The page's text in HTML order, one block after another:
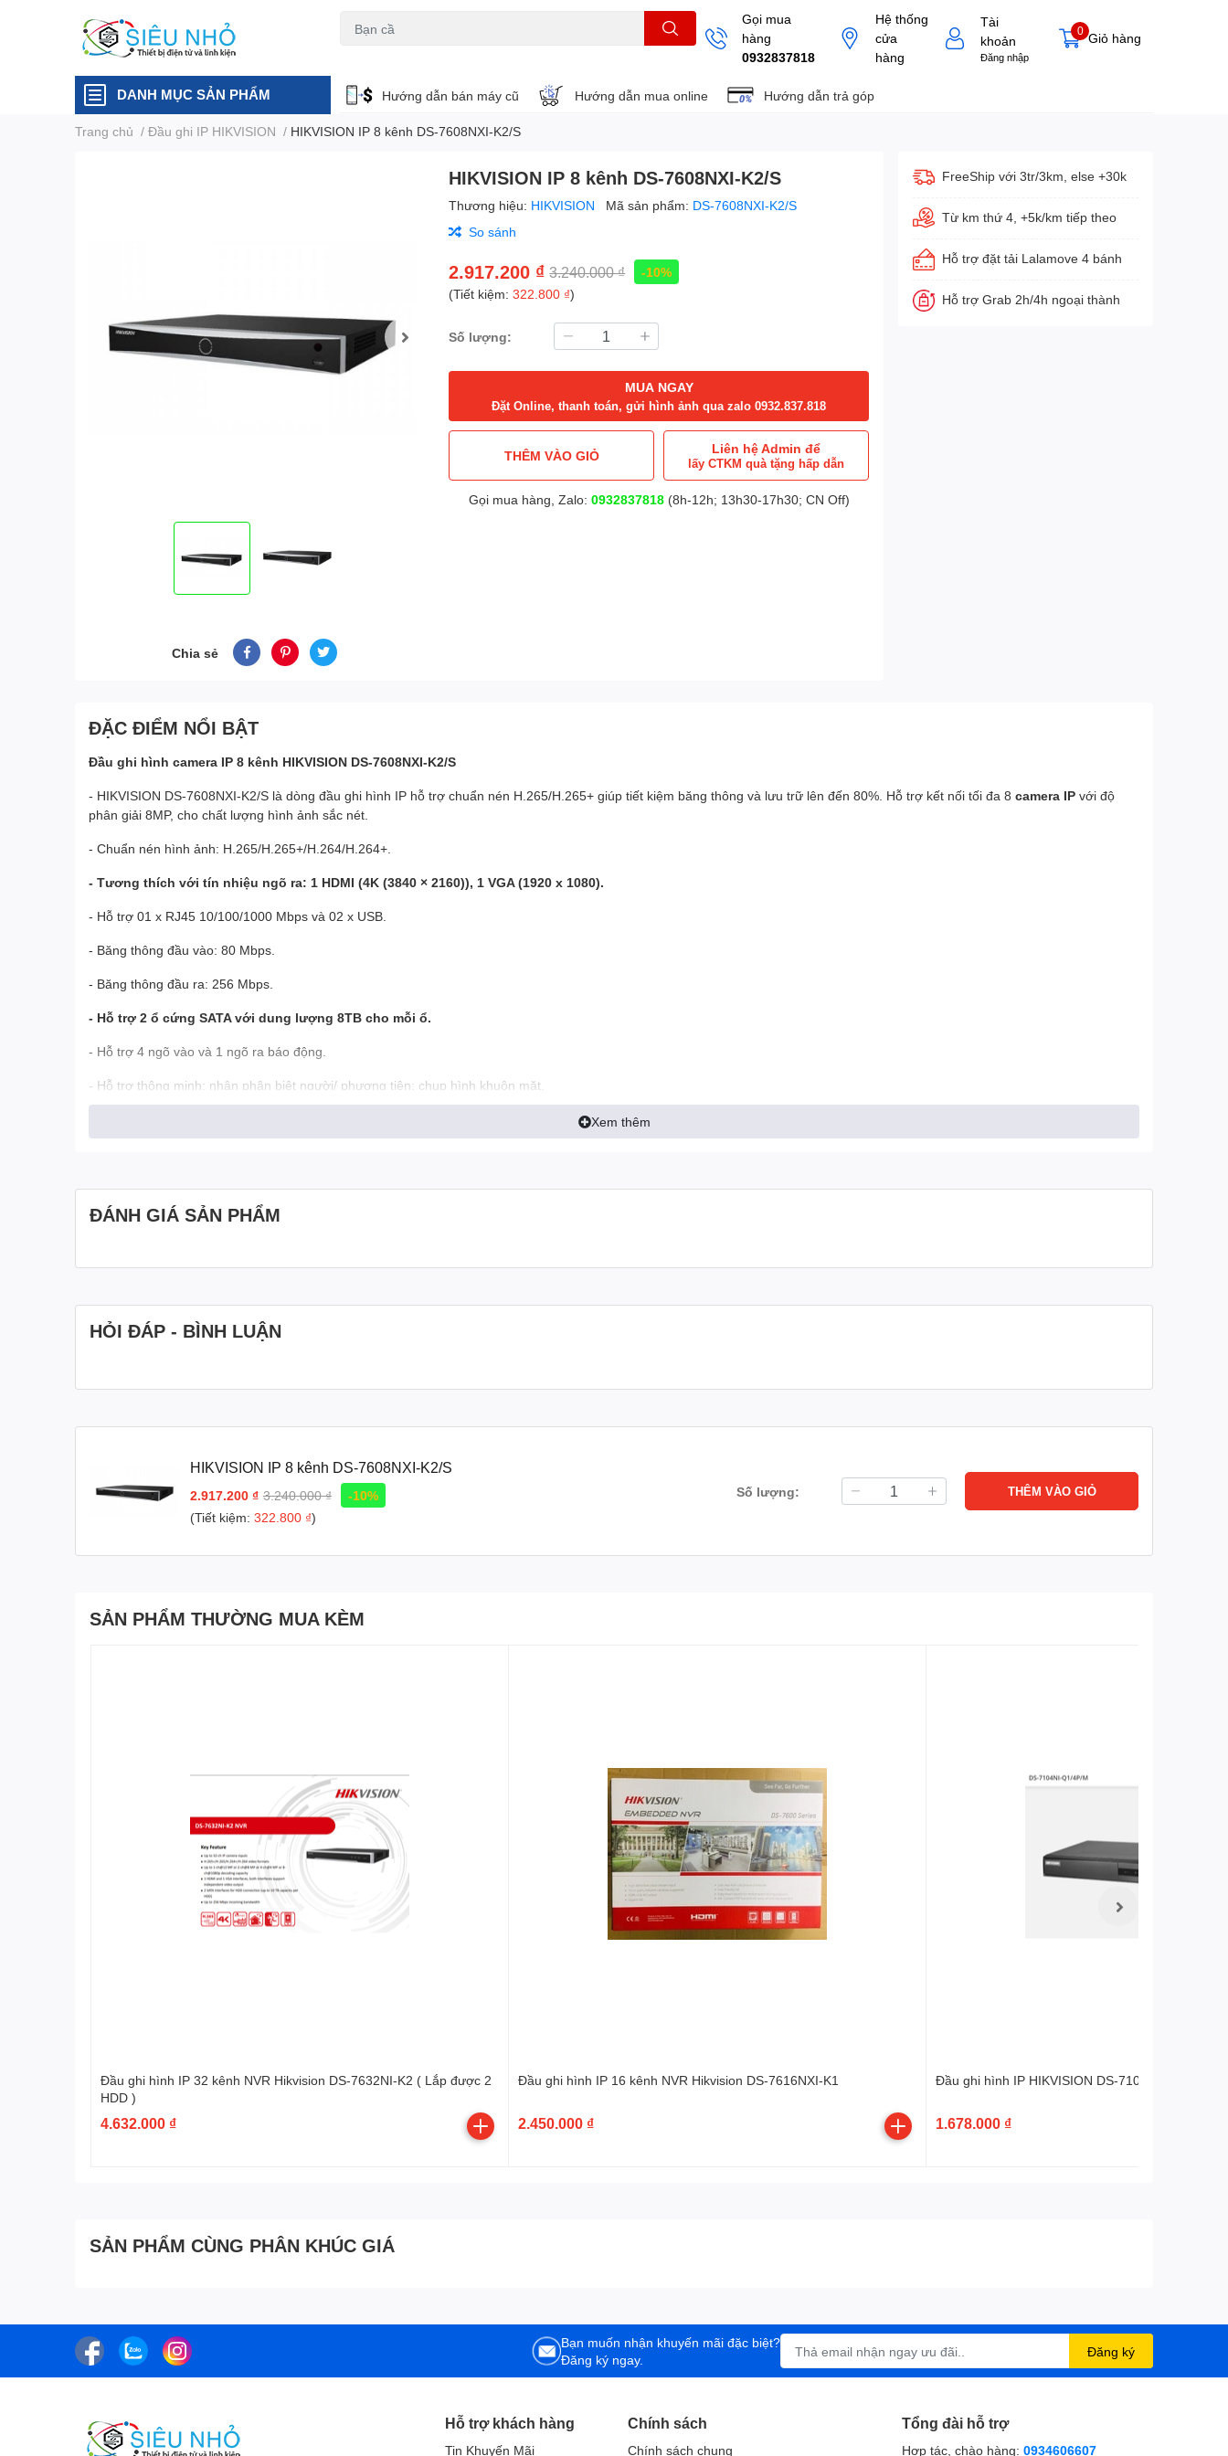
Gọi mua
hàng
0932837818
Hệ thống
cửa
hàng
Tài
khoản
Đăng nhập
Giỏ hàng
0
DANH MỤC SẢN PHẨM Hướng dẫn bán máy cũ Hướng dẫn mua online Hướng dẫn trả góp
Trang chủ / Đầu ghi IP HIKVISION / HIKVISION IP 8 kênh DS-7608NXI-K2/S
Chia sẻ
HIKVISION IP 8 kênh DS-7608NXI-K2/S
Thương hiệu: HIKVISION Mã sản phẩm: DS-7608NXI-K2/S
So sánh
2.917.200 ₫ 3.240.000 ₫
-10%
(Tiết kiệm:322.800 ₫)
Số lượng:
MUA NGAY
Đặt Online, thanh toán, gửi hình ảnh qua zalo 0932.837.818
THÊM VÀO GIỎ Liên hệ Admin để
lấy CTKM quà tặng hấp dẫn
Gọi mua hàng, Zalo: 0932837818(8h-12h; 13h30-17h30; CN Off)
FreeShip với 3tr/3km, else +30k
Từ km thứ 4, +5k/km tiếp theo
Hỗ trợ đặt tải Lalamove 4 bánh
Hỗ trợ Grab 2h/4h ngoại thành
ĐẶC ĐIỂM NỔI BẬT
Đầu ghi hình camera IP 8 kênh HIKVISION DS-7608NXI-K2/S
- HIKVISION DS-7608NXI-K2/S là dòng đầu ghi hình IP hỗ trợ chuẩn nén H.265/H.265+ giúp tiết kiệm băng thông và lưu trữ lên đến 80%. Hỗ trợ kết nối tối đa 8 camera IP với độ
phân giải 8MP, cho chất lượng hình ảnh sắc nét.
- Chuẩn nén hình ảnh: H.265/H.265+/H.264/H.264+.
- Tương thích với tín nhiệu ngõ ra: 1 HDMI (4K (3840 × 2160)), 1 VGA (1920 x 1080).
- Hỗ trợ 01 x RJ45 10/100/1000 Mbps và 02 x USB.
- Băng thông đầu vào: 80 Mbps.
- Băng thông đầu ra: 256 Mbps.
- Hỗ trợ 2 ổ cứng SATA với dung lượng 8TB cho mỗi ổ.
- Hỗ trợ 4 ngõ vào và 1 ngõ ra báo động.
- Hỗ trợ thông minh: nhận phân biệt người/ phương tiện; chụp hình khuôn mặt.
Xem thêm
ĐÁNH GIÁ SẢN PHẨM
HỎI ĐÁP - BÌNH LUẬN
HIKVISION IP 8 kênh DS-7608NXI-K2/S
2.917.200 ₫ 3.240.000 ₫
-10%
(Tiết kiệm: 322.800 ₫)
Số lượng: THÊM VÀO GIỎ
SẢN PHẨM THƯỜNG MUA KÈM
Đầu ghi hình IP 32 kênh NVR Hikvision DS-7632NI-K2 ( Lắp được 2
HDD )
4.632.000 ₫
Đầu ghi hình IP 16 kênh NVR Hikvision DS-7616NXI-K1
2.450.000 ₫
Đầu ghi hình IP HIKVISION DS-7104NI-Q1/4P/M.
1.678.000 ₫
SẢN PHẨM CÙNG PHÂN KHÚC GIÁ
Bạn muốn nhận khuyến mãi đặc biệt?
Đăng ký ngay.
Đăng ký
Hỗ trợ khách hàng
Tin Khuyến Mãi
Chính sách
Chính sách chung
Tổng đài hỗ trợ
Hợp tác, chào hàng: 0934606607